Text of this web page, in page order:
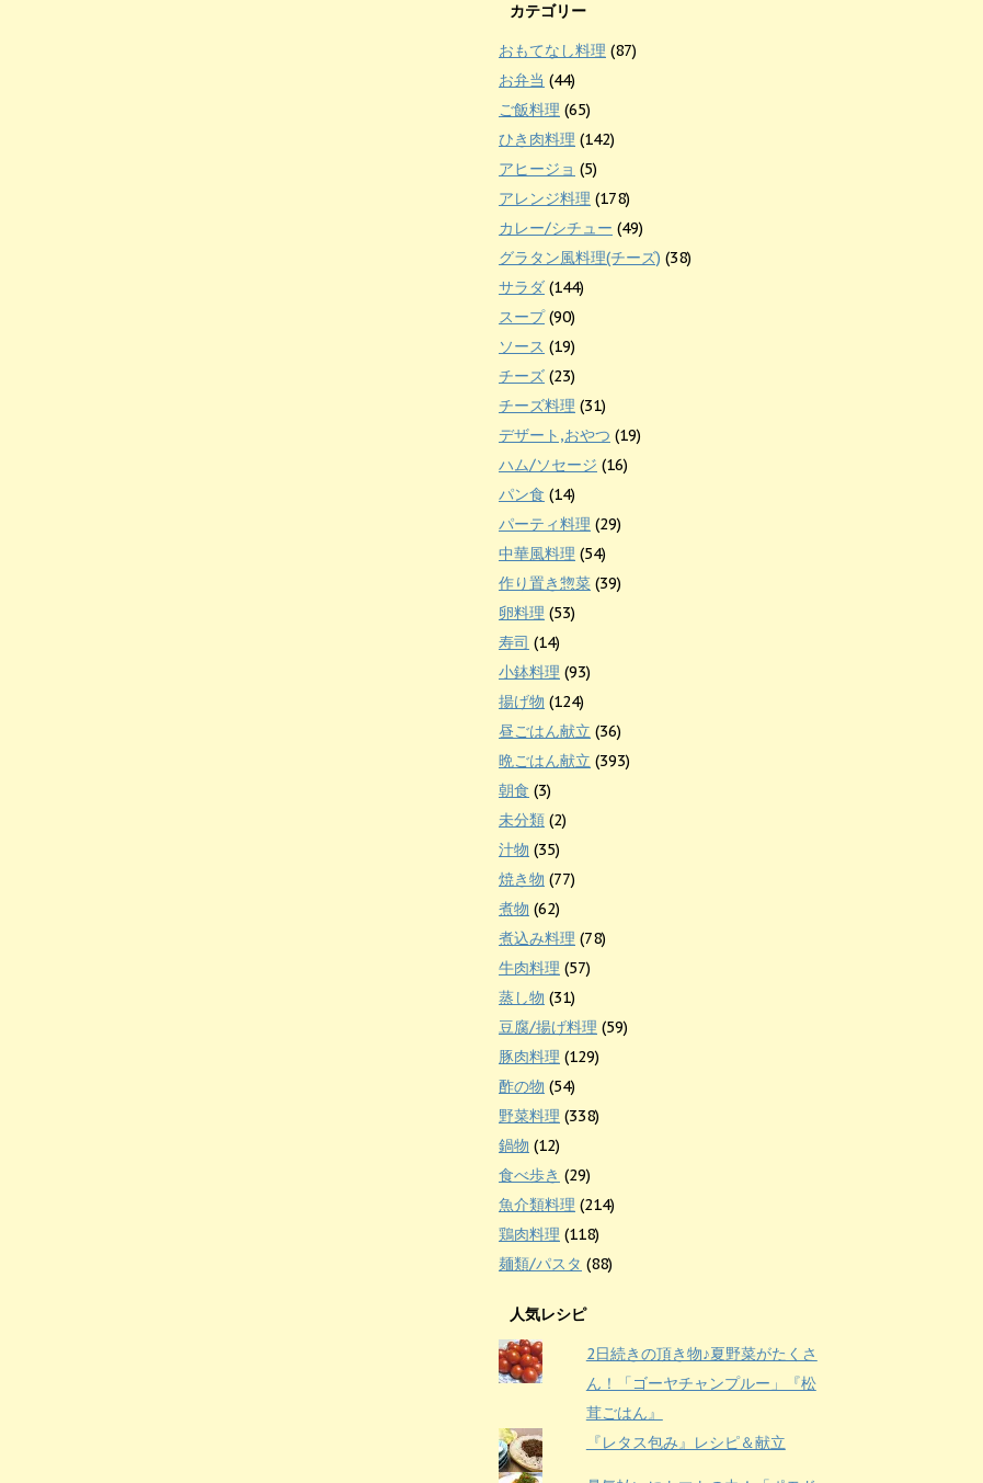
カテゴリー
おもてなし料理 (87)
お弁当 (44)
ご飯料理 (65)
ひき肉料理 (142)
アヒージョ (5)
アレンジ料理 (178)
カレー/シチュー (49)
グラタン風料理(チーズ) (38)
サラダ (144)
スープ(90)
ソース (19)
チーズ (23)
チーズ料理 (31)
デザート,おやつ (19)
ハム/ソセージ (16)
パン食 (14)
パーティ料理 (29)
中華風料理 (54)
作り置き惣菜 (39)
卵料理 (53)
寿司 (14)
小鉢料理 (93)
揚げ物 (124)
昼ごはん献立 (36)
晩ごはん献立 (393)
朝食 (3)
未分類 (2)
汁物 (35)
焼き物 (77)
煮物 (62)
煮込み料理 (78)
牛肉料理 (57)
蒸し物 (31)
豆腐/揚げ料理 (59)
豚肉料理 (129)
酢の物 (54)
野菜料理 (338)
鍋物 (12)
食べ歩き (29)
魚介類料理 (214)
鶏肉料理 (118)
麺類/パスタ (88)
人気レシピ
2日続きの頂き物♪夏野菜がたくさ
ん！「ゴーヤチャンプルー」『松
茸ごはん』
『レタス包み』レシピ＆献立